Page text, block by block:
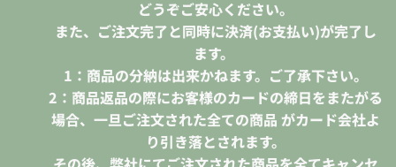
どうぞご安心ください。
また、ご注文完了と同時に決済(お支払い)が完了し
ます。
1：商品の分納は出来かねます。ご了承下さい。
2：商品返品の際にお客様のカードの締日をまたがる
場合、一旦ご注文された全ての商品 がカード会社よ
り引き落とされます。